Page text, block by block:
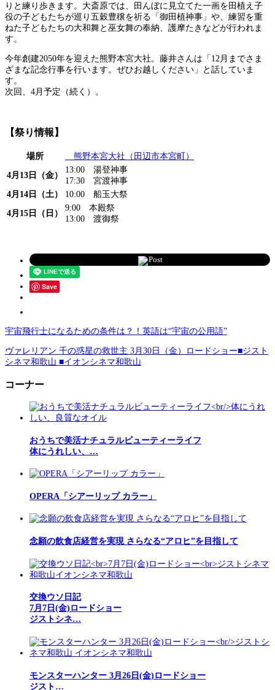
りと練り歩きます。大斎原では、田んぼに見立てた一画を田植え子
役の子どもたちが巡り五穀豊穣を祈る「御田植神事」や、練習を重
ねた子どもたちの大和舞と巫女舞の奉納、護摩たきなどが行われま
す。
今年創建2050年を迎えた熊野本宮大社。藤井さんは「12月までさま
ざまな記念行事を行います。ぜひお越しください」と話していま
す。
次回、4月予定（続く）。
【祭り情報】
場所 熊野本宮大社（田辺市本宮町）
4月13日（金）
13:00 湯登神事
17:30 宮渡神事
4月14日（土）
10:00 船玉大祭
4月15日（日）
9:00 本殿祭
13:00 渡御祭
Post
Save
宇宙飛行士になるための条件は？！英語は“宇宙の公用語”
ヴァレリアン 千の惑星の救世主 3月30日（金）ロードショー■ジスト
シネマ和歌山 ■イオンシネマ和歌山
コーナー
おうちで美活ナチュラルビューティーライフ
体にうれしい、…
OPERA「シアーリップ カラー」
念願の飲食店経営を実現 さらなる“アロヒ”を目指して
交換ウソ日記
7月7日(金)ロードショー
ジストシネ…
モンスターハンター 3月26日(金)ロードショー
ジスト…